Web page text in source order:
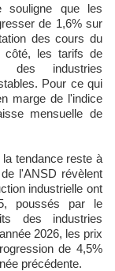
souligne que les
de 1,6% sur
des cours du
côté, les tarifs de
industries
Pour ce qui
marge de l'indice
mensuelle de
tendance reste à
l'ANSD révèlent
industrielle ont
poussés par le
des industries
2026, les prix
de 4,5%
précédente.